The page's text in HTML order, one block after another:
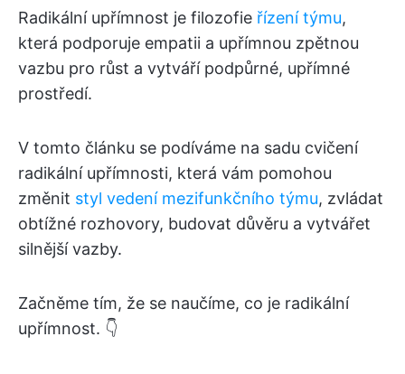
Radikální upřímnost je filozofie řízení týmu,
která podporuje empatii a upřímnou zpětnou
vazbu pro růst a vytváří podpůrné, upřímné
prostředí.
V tomto článku se podíváme na sadu cvičení
radikální upřímnosti, která vám pomohou
změnit styl vedení mezifunkčního týmu, zvládat
obtížné rozhovory, budovat důvěru a vytvářet
silnější vazby.
Začněme tím, že se naučíme, co je radikální
upřímnost. 👇